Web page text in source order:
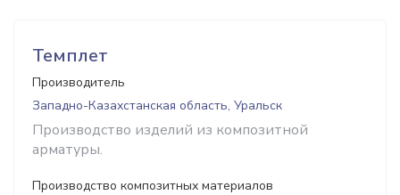
Темплет
Производитель
Западно-Казахстанская область, Уральск
Производство изделий из композитной
арматуры.
Производство композитных материалов